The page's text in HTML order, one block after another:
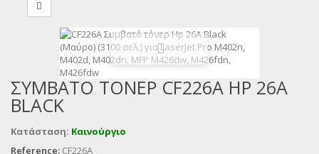
ΣΥΜΒΑΤΌ ΤΌΝΕΡ CF226A HP 26A
BLACK
Κατάσταση: Καινούργιο
Reference: CF226A